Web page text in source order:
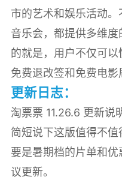
市的艺术和娱乐活动
音乐会，都提供多维
的就是，用户不仅可
免费退改签和免费电影
更新日志：
淘票票 11.26.6 更新说
简短说下这版值得不
要是暑期档的片单和
议更新。